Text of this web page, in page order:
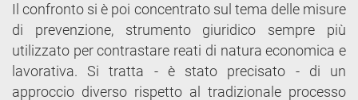
Il confronto si è poi concentrato sul tema delle misure
di prevenzione, strumento giuridico sempre più
utilizzato per contrastare reati di natura economica e
lavorativa. Si tratta - è stato precisato - di un
approccio diverso rispetto al tradizionale processo